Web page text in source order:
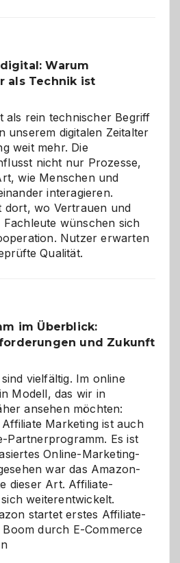
Warum
als Technik ist
als rein technischer Begriff
unserem digitalen Zeitalter
weit mehr. Die
nicht nur Prozesse,
wie Menschen und
interagieren.
dort, wo Vertrauen und
wünschen sich
Nutzer erwarten
Qualität.
im Überblick:
und Zukunft
vielfältig. Im online
Modell, das wir in
ansehen möchten:
Marketing ist auch
Partnerprogramm. Es ist
Online-Marketing-
war das Amazon-
dieser Art. Affiliate-
weiterentwickelt.
startet erstes Affiliate-
durch E-Commerce